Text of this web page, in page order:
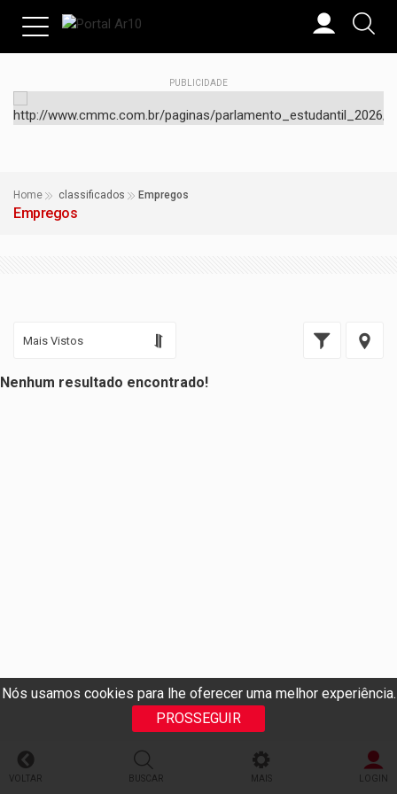
Nós usamos cookies para lhe oferecer uma melhor experiência.
PROSSEGUIR
PUBLICIDADE
Home classificados Empregos
Empregos
Nenhum resultado encontrado!
VOLTAR BUSCAR MAIS LOGIN